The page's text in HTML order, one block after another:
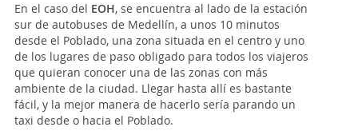
En el caso del EOH, se encuentra al lado de la estación
sur de autobuses de Medellín, a unos 10 minutos
desde el Poblado, una zona situada en el centro y uno
de los lugares de paso obligado para todos los viajeros
que quieran conocer una de las zonas con más
ambiente de la ciudad. Llegar hasta allí es bastante
fácil, y la mejor manera de hacerlo sería parando un
taxi desde o hacia el Poblado.